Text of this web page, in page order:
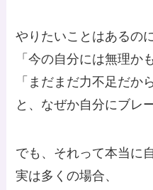
やりたいことはあるのに
「今の自分には無理かも
「まだまだ力不足だか
と、なぜか自分にブレ
でも、それって本当に
実は多くの場合、